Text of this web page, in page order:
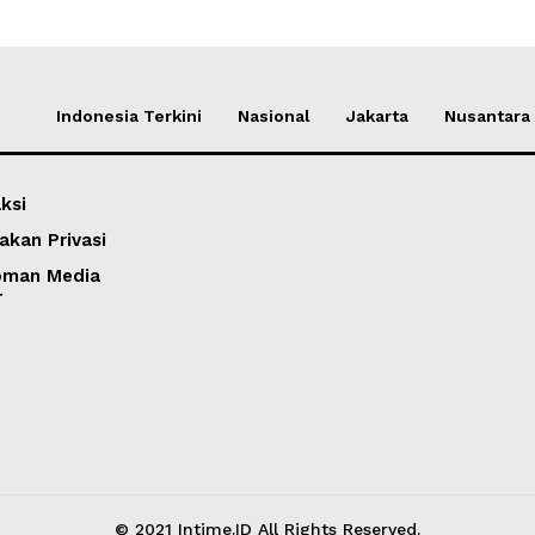
Indonesia Terkini Nasional Jakarta Nusantara
Privasi
Media
© 2021 Intime.ID All Rights Reserved.